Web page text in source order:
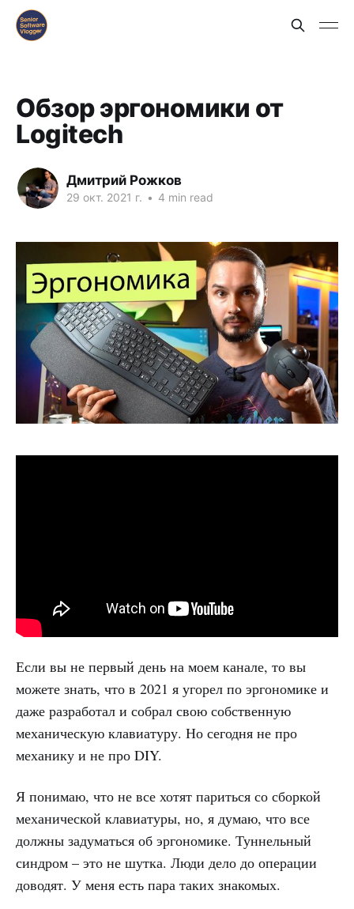
Обзор эргономики от
Logitech
Дмитрий Рожков
29 окт. 2021 г. • 4 min read
Если вы не первый день на моем канале, то вы
можете знать, что в 2021 я угорел по эргономике и
даже разработал и собрал свою собственную
механическую клавиатуру. Но сегодня не про
механику и не про DIY.
Я понимаю, что не все хотят париться со сборкой
механической клавиатуры, но, я думаю, что все
должны задуматься об эргономике. Туннельный
синдром – это не шутка. Люди дело до операции
доводят. У меня есть пара таких знакомых.